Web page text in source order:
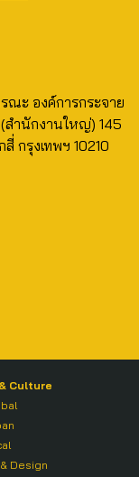
ณะ องค์การกระจาย
สำนักงานใหญ่) 145
กรุงเทพฯ 10210
Culture
Design